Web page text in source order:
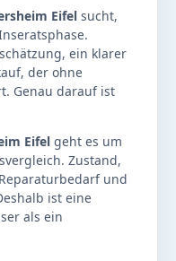
Eifel sucht,
ein klarer
der ohne
Genau darauf ist
Eifel geht es um
Zustand,
und
ist eine
als ein